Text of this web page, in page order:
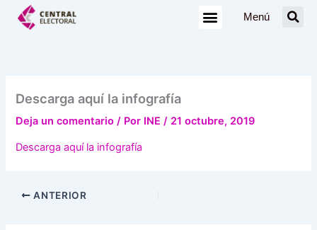
Menú
Descarga aquí la infografía
Deja un comentario / Por INE/ 21 octubre, 2019
Descarga aquí la infografía
ANTERIOR